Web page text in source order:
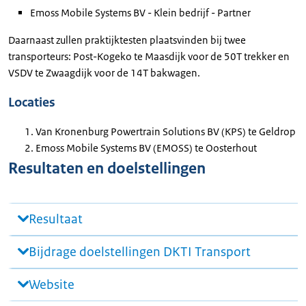
Emoss Mobile Systems BV - Klein bedrijf - Partner
Daarnaast zullen praktijktesten plaatsvinden bij twee
transporteurs: Post-Kogeko te Maasdijk voor de 50T trekker en
VSDV te Zwaagdijk voor de 14T bakwagen.
Locaties
Van Kronenburg Powertrain Solutions BV (KPS) te Geldrop
Emoss Mobile Systems BV (EMOSS) te Oosterhout
Resultaten en doelstellingen
Resultaat
Bijdrage doelstellingen DKTI Transport
Website